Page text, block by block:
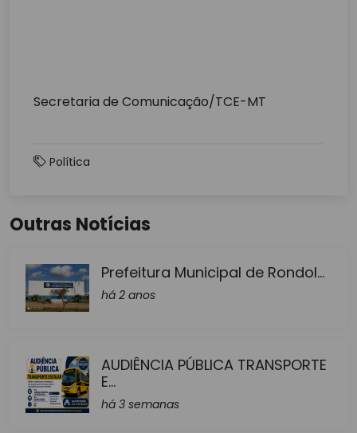
Secretaria de Comunicação/TCE-MT
Política
Outras Notícias
Prefeitura Municipal de Rondol...
há 2 anos
AUDIÊNCIA PÚBLICA TRANSPORTE
E...
há 3 semanas